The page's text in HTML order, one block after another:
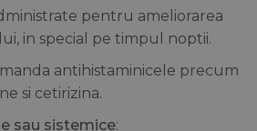
pentru ameliorarea
in special pe timpul noptii.
antihistaminicele precum
si cetirizina.
sau sistemice: